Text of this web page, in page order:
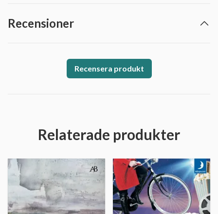
Recensioner
Recensera produkt
Relaterade produkter